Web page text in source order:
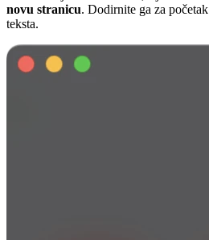
novu stranicu. Dodirnite ga za
teksta.